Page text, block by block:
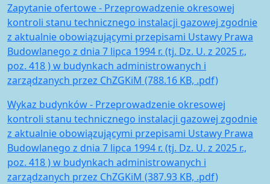
Zapytanie ofertowe - Przeprowadzenie okresowej
kontroli stanu technicznego instalacji gazowej zgodnie
z aktualnie obowiązującymi przepisami Ustawy Prawa
Budowlanego z dnia 7 lipca 1994 r. (tj. Dz. U. z 2025 r.,
poz. 418 ) w budynkach administrowanych i
zarządzanych przez ChZGKiM (788.16 KB, .pdf)
Wykaz budynków - Przeprowadzenie okresowej
kontroli stanu technicznego instalacji gazowej zgodnie
z aktualnie obowiązującymi przepisami Ustawy Prawa
Budowlanego z dnia 7 lipca 1994 r. (tj. Dz. U. z 2025 r.,
poz. 418 ) w budynkach administrowanych i
zarządzanych przez ChZGKiM (387.93 KB, .pdf)